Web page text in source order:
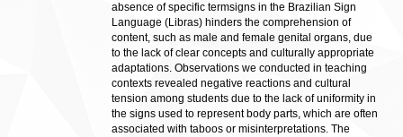
absence of specific termsigns in the Brazilian Sign
Language (Libras) hinders the comprehension of
content, such as male and female genital organs, due
to the lack of clear concepts and culturally appropriate
adaptations. Observations we conducted in teaching
contexts revealed negative reactions and cultural
tension among students due to the lack of uniformity in
the signs used to represent body parts, which are often
associated with taboos or misinterpretations. The